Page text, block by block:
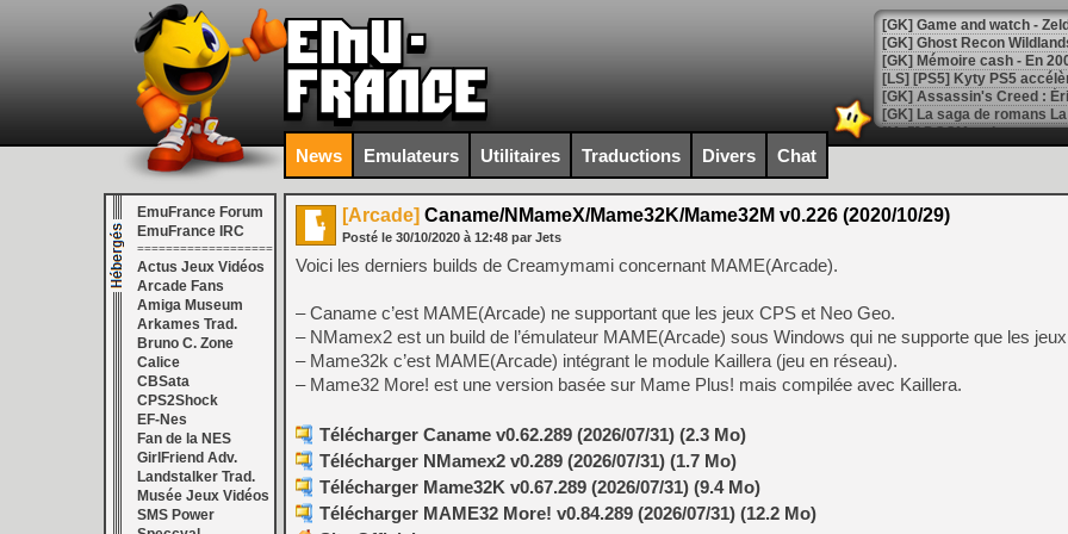
[Mo5] DOOM arrive en
[GK] Bethesda fête les 30
[GK] Roblox : l'action en
[GK] Agenda - GeForce
[LS] [PS5] ps5-y2jb-
[GK] Pourquoi Marvel
[GK] Test : Restory : Chill
[GK] GTA 6 : Rockstar
[GK] Hot Wheels Infinite
[GK] Mémoire cash -
[GK] Résultats Nintendo :
[GK] Déjà des
[Mo5] Brickboy cherche à
[GK] Minecraft et ses «
News Emulateurs Utilitaires Traductions Divers Chat
EmuFrance Forum
EmuFrance IRC
===================
Actus Jeux Vidéos
Arcade Fans
Amiga Museum
Arkames Trad.
Bruno C. Zone
Calice
CBSata
CPS2Shock
EF-Nes
Fan de la NES
GirlFriend Adv.
Landstalker Trad.
Musée Jeux Vidéos
SMS Power
[Arcade] Caname/NMameX/Mame32K/Mame32M v0.226 (2020/10/29)
Posté le 30/10/2020 à 12:48 par Jets
Voici les derniers builds de Creamymami concernant MAME(Arcade).
– Caname c’est MAME(Arcade) ne supportant que les jeux CPS et Neo Geo.
– NMamex2 est un build de l’émulateur MAME(Arcade) sous Windows qui ne supporte que les
– Mame32k c’est MAME(Arcade) intégrant le module Kaillera (jeu en réseau).
– Mame32 More! est une version basée sur Mame Plus! mais compilée avec Kaillera.
Télécharger Caname v0.62.289 (2026/07/31) (2.3 Mo)
Télécharger NMamex2 v0.289 (2026/07/31) (1.7 Mo)
Télécharger Mame32K v0.67.289 (2026/07/31) (9.4 Mo)
Télécharger MAME32 More! v0.84.289 (2026/07/31) (12.2 Mo)